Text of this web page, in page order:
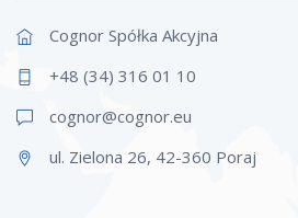
Cognor Spółka Akcyjna
+48 (34) 316 01 10
cognor@cognor.eu
ul. Zielona 26, 42-360 Poraj